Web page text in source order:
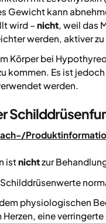
Gewicht kann
wird – nicht, weil das
werden, aktiver
Körper bei
kommen. Es ist
werden.
istnichtzur
physiologischen
Herzen, eine